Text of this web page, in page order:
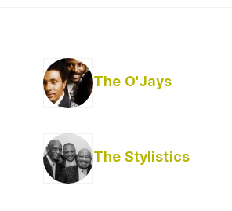
The O'Jays
The Stylistics